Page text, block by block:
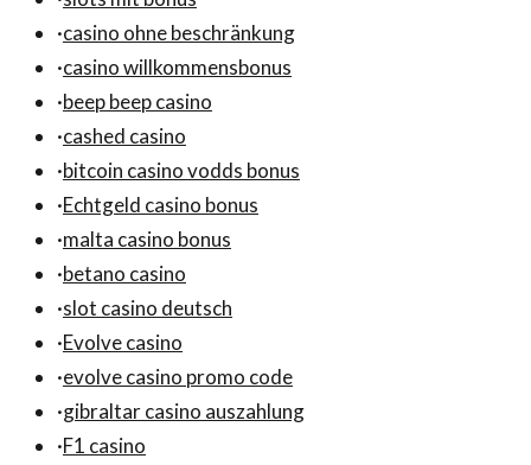
·casino ohne beschränkung
·casino willkommensbonus
·beep beep casino
·cashed casino
·bitcoin casino vodds bonus
·Echtgeld casino bonus
·malta casino bonus
·betano casino
·slot casino deutsch
·Evolve casino
·evolve casino promo code
·gibraltar casino auszahlung
·F1 casino